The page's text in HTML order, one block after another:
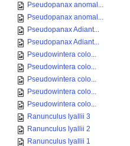
Pseudopanax anomal...
Pseudopanax anomal...
Pseudopanax Adiant...
Pseudopanax Adiant...
Pseudowintera colo...
Pseudowintera colo...
Pseudowintera colo...
Pseudowintera colo...
Pseudowintera colo...
Ranunculus lyallii 3
Ranunculus lyallii 2
Ranunculus lyallii 1